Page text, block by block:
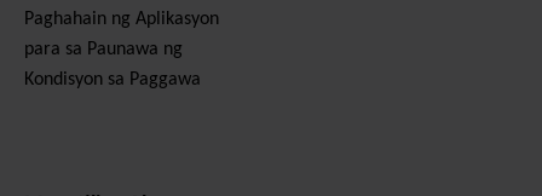
Paghahain ng Aplikasyon
para sa Paunawa ng
Kondisyon sa Paggawa